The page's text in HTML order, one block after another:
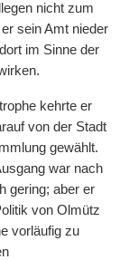
nicht zum
sein Amt nieder
im Sinne der
kehrte er
von der Stadt
gewählt.
war nach
gering; aber er
von Olmütz
vorläufig zu